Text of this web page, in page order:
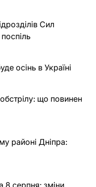
Сил
осінь в Україні
що повинен
районі Дніпра: